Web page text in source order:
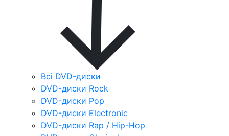
Всі DVD-диски
DVD-диски Rock
DVD-диски Pop
DVD-диски Electronic
DVD-диски Rap / Hip-Hop